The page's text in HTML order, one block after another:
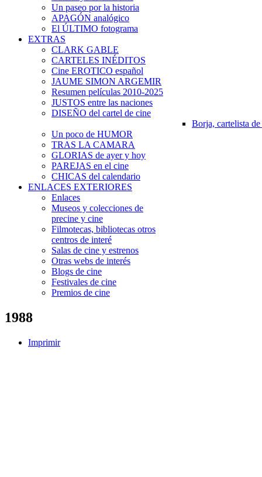
Un paseo por la historia
APAGÓN analógico
El ÚLTIMO fotograma
EXTRAS
CLARK GABLE
CARTELES INÉDITOS
Cine EROTICO español
JAUME SIMON ARGEMIR
Resumen películas 2010-2025
JUSTOS entre las naciones
DISEÑO del cartel de cine
Borja, cartelista
Un poco de HUMOR
TRAS LA CAMARA
GLORIAS de ayer y hoy
PAREJAS en el cine
CHICAS del calendario
ENLACES EXTERIORES
Enlaces
Museos y colecciones de
precine y cine
Filmotecas, bibliotecas otros
centros de interé
Salas de cine y estrenos
Otras webs de interés
Blogs de cine
Festivales de cine
Premios de cine
1988
Imprimir